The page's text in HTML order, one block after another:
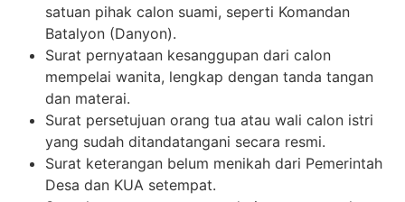
satuan pihak calon suami, seperti Komandan
Batalyon (Danyon).
Surat pernyataan kesanggupan dari calon
mempelai wanita, lengkap dengan tanda tangan
dan materai.
Surat persetujuan orang tua atau wali calon istri
yang sudah ditandatangani secara resmi.
Surat keterangan belum menikah dari Pemerintah
Desa dan KUA setempat.